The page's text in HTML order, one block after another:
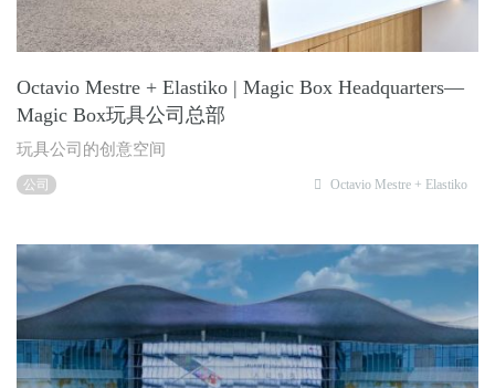
Octavio Mestre + Elastiko | Magic Box Headquarters—
Magic Box玩具公司总部
玩具公司的创意空间
公司 Octavio Mestre + Elastiko